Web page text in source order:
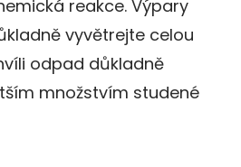
reakce. Výpary
vyvětrejte celou
odpad důkladně
množstvím studené